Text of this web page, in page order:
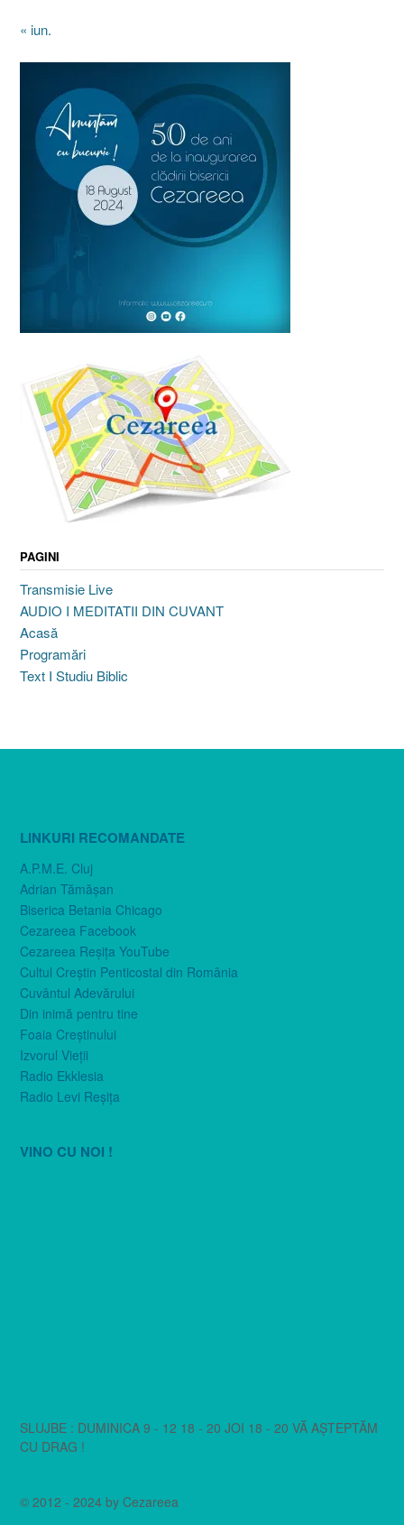
« iun.
PAGINI
Transmisie Live
AUDIO I MEDITATII DIN CUVANT
Acasă
Programări
Text I Studiu Biblic
LINKURI RECOMANDATE
A.P.M.E. Cluj
Adrian Tămăşan
Biserica Betania Chicago
Cezareea Facebook
Cezareea Reşiţa YouTube
Cultul Creştin Penticostal din România
Cuvântul Adevărului
Din inimă pentru tine
Foaia Creştinului
Izvorul Vieţii
Radio Ekklesia
Radio Levi Reşiţa
VINO CU NOI !
SLUJBE : DUMINICA 9 - 12 18 - 20 JOI 18 - 20 VĂ AȘTEPTĂM
CU DRAG !
© 2012 - 2024 by Cezareea